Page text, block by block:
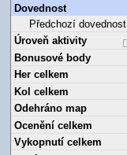
Dovednost
Předchozí dovednost
Úroveň aktivity
Bonusové body
Her celkem
Kol celkem
Odehráno map
Ocenění celkem
Vykopnutí celkem